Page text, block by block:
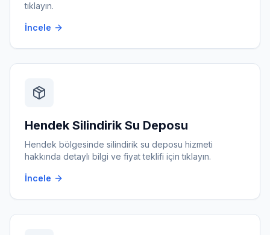
tıklayın.
İncele
Hendek Silindirik Su Deposu
Hendek bölgesinde silindirik su deposu hizmeti
hakkında detaylı bilgi ve fiyat teklifi için tıklayın.
İncele